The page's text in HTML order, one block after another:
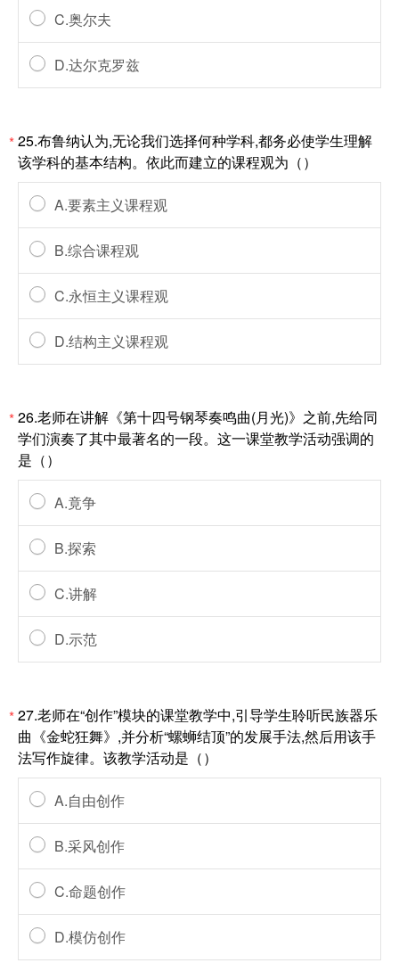
C.奥尔夫
D.达尔克罗兹
*25.布鲁纳认为,无论我们选择何种学科,都务必使学生理解
该学科的基本结构。依此而建立的课程观为（）
A.要素主义课程观
B.综合课程观
C.永恒主义课程观
D.结构主义课程观
*26.老师在讲解《第十四号钢琴奏鸣曲(月光)》之前,先给同
学们演奏了其中最著名的一段。这一课堂教学活动强调的
是（）
A.竟争
B.探索
C.讲解
D.示范
*27.老师在“创作”模块的课堂教学中,引导学生聆听民族器乐
曲《金蛇狂舞》,并分析“螺蛳结顶”的发展手法,然后用该手
法写作旋律。该教学活动是（）
A.自由创作
B.采风创作
C.命题创作
D.模仿创作